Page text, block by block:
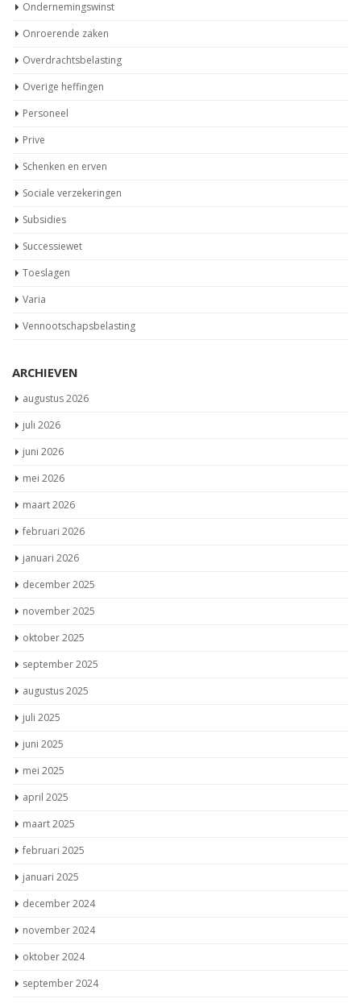
Ondernemingswinst
Onroerende zaken
Overdrachtsbelasting
Overige heffingen
Personeel
Prive
Schenken en erven
Sociale verzekeringen
Subsidies
Successiewet
Toeslagen
Varia
Vennootschapsbelasting
ARCHIEVEN
augustus 2026
juli 2026
juni 2026
mei 2026
maart 2026
februari 2026
januari 2026
december 2025
november 2025
oktober 2025
september 2025
augustus 2025
juli 2025
juni 2025
mei 2025
april 2025
maart 2025
februari 2025
januari 2025
december 2024
november 2024
oktober 2024
september 2024